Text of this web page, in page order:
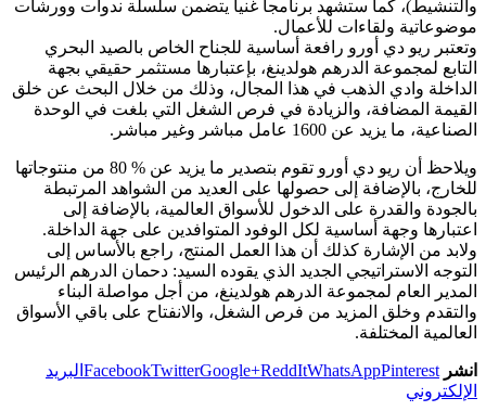
والتنشيط)، كما ستشهد برنامجا غنيا يتضمن سلسلة ندوات وورشات
موضوعاتية ولقاءات للأعمال.
وتعتبر ريو دي أورو رافعة أساسية للجناح الخاص بالصيد البحري
التابع لمجموعة الدرهم هولدينغ، بإعتبارها مستثمر حقيقي بجهة
الداخلة وادي الذهب في هذا المجال، وذلك من خلال البحث عن خلق
القيمة المضافة، والزيادة في فرص الشغل التي بلغت في الوحدة
الصناعية، ما يزيد عن 1600 عامل مباشر وغير مباشر.
ويلاحظ أن ريو دي أورو تقوم بتصدير ما يزيد عن % 80 من منتوجاتها
للخارج، بالإضافة إلى حصولها على العديد من الشواهد المرتبطة
بالجودة والقدرة على الدخول للأسواق العالمية، بالإضافة إلى
اعتبارها وجهة أساسية لكل الوفود المتوافدين على جهة الداخلة.
ولابد من الإشارة كذلك أن هذا العمل المنتج، راجع بالأساس إلى
التوجه الاستراتيجي الجديد الذي يقوده السيد: دحمان الدرهم الرئيس
المدير العام لمجموعة الدرهم هولدينغ، من أجل مواصلة البناء
والتقدم وخلق المزيد من فرص الشغل، والانفتاح على باقي الأسواق
العالمية المختلفة.
انشر FacebookTwitterGoogle+ReddItWhatsAppPinterest
البريد
الإلكتروني